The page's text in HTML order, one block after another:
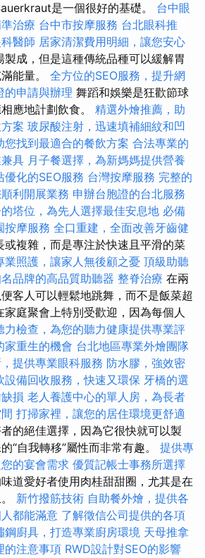
是一個很好的基礎。 台中眼
治療 台中市按摩服務 台北眼科推
醫師 居家清潔費用明細，讓您安心
製成，但是這種傳統品種可以緩解胃
能量。 全方位的SEO服務，提升網
的申請與辦理 舞蹈和娛樂是狂歡節球
應地計劃飲食。 精選外燴推薦，助
案 玻尿酸注射，迅速填補細紋和凹
您找到最適合的餐飲方案 合法專業的
具 月子餐選擇，為新媽媽提供營養
優化的SEO服務 台灣按摩服務 完整的
利開展業務 申辦台胞證的台北服務
塔位，為先人選擇最佳安息地 必備
按摩服務 全口重建，全面改善牙齒健
或複雜，而是專注於快速且平滑的菜
業照護，讓家人無後顧之憂 頂級助聽
品牌的高品質助聽器 整脊治療 在兩
客人可以輕鬆地跳舞，而不是飯菜超
庭聚會上特別受歡迎，因為每個人
力檢查，為您的聽力健康提供專業評
家重生的機會 台北地區專業外燴團隊
提供專業眼科服務 防水膠，強效密
設備回收服務，快速又環保 牙橋的選
損 老人養護中心的單人房，為長者
打掃家裡，讓您的居住環境更舒適
的絕佳選擇，因為它很快就可以製
“自我轉移”屬性而非常有趣。 提供專
的宴會需求 優質記帳士事務所選擇
道愛好者使用肉桂甜甜圈，尤其是在
新竹撥筋技術 自助餐外燴，提供各
都能滿意 了解徵信公司提供的各項
鋼廚具，打造專業廚房環境 天母推拿
的注意事項 RWD設計對SEO的影響